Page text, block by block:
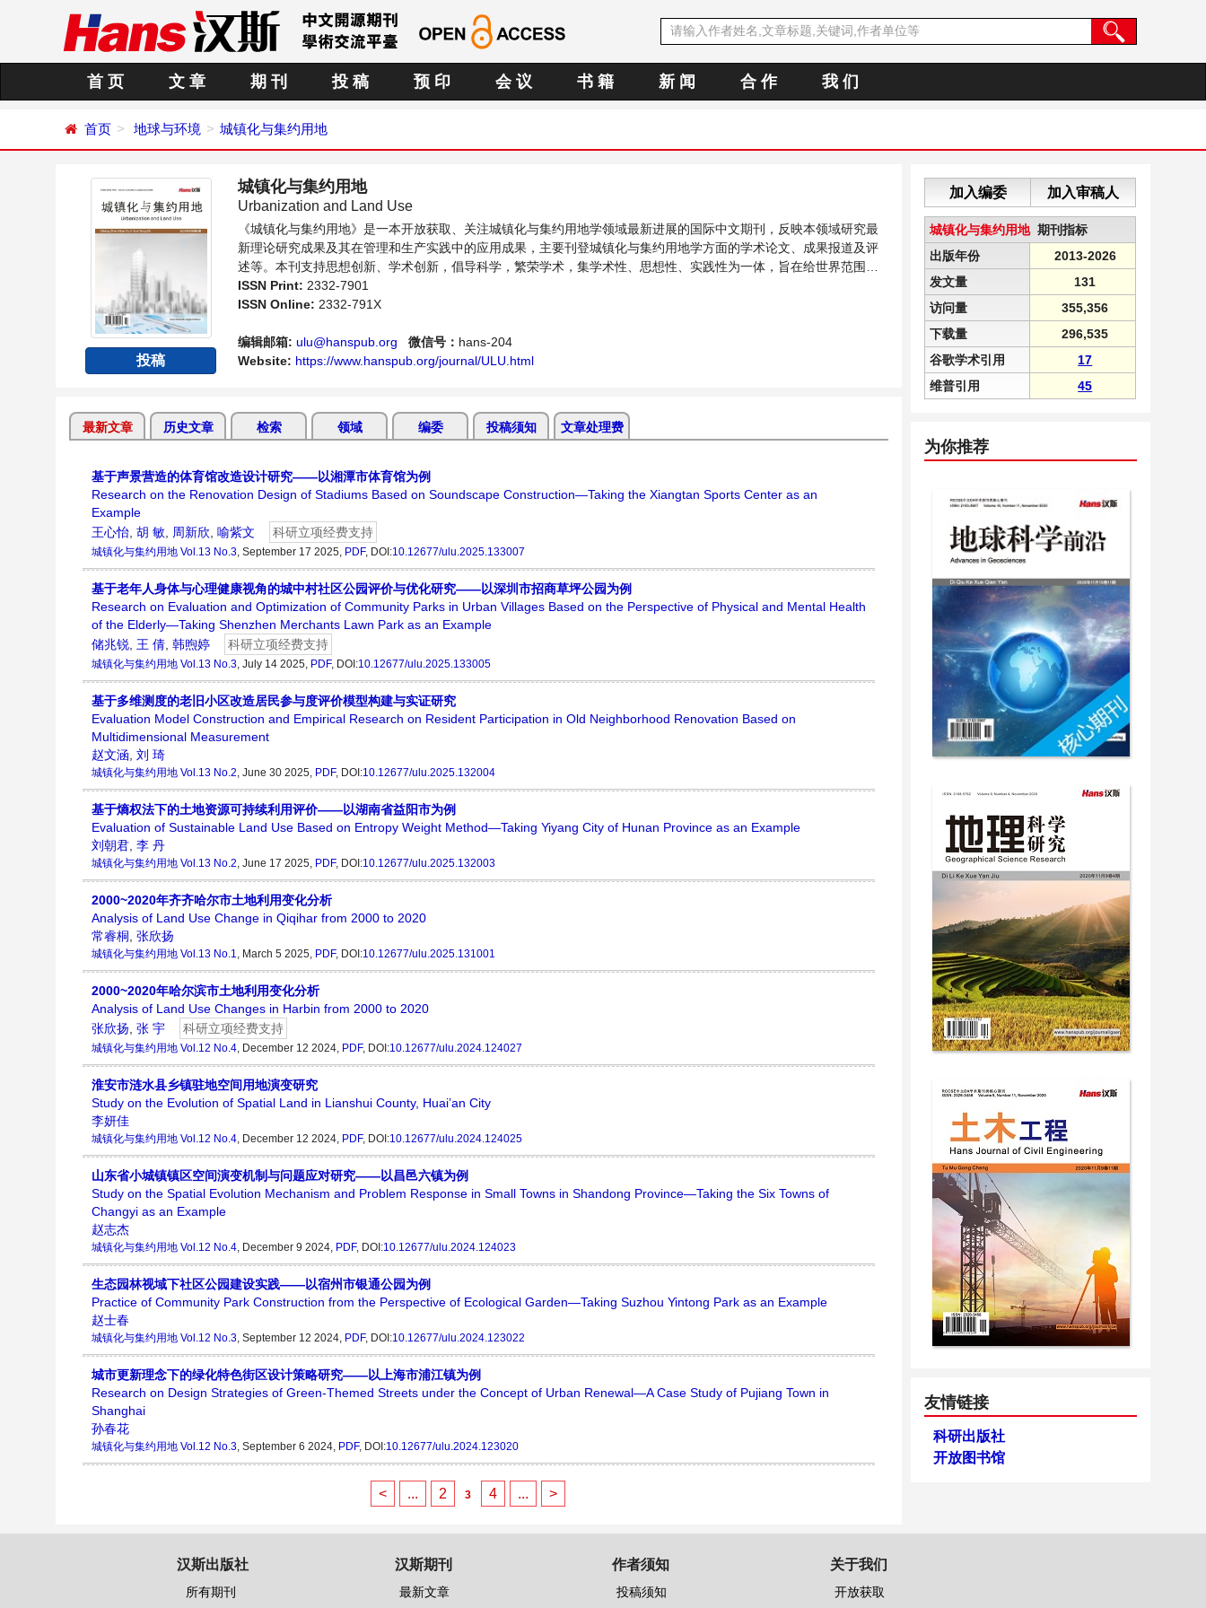
首 页 文 章 期 刊 投 稿 预 印 会 议 书 籍 新 闻 合 作 我 们
首页 地球与环境 城镇化与集约用地
投稿
城镇化与集约用地
Urbanization and Land Use
《城镇化与集约用地》是一本开放获取、关注城镇化与集约用地学领域最新进展的国际中文期刊，反映本领域研究最
新理论研究成果及其在管理和生产实践中的应用成果，主要刊登城镇化与集约用地学方面的学术论文、成果报道及评
述等。本刊支持思想创新、学术创新，倡导科学，繁荣学术，集学术性、思想性、实践性为一体，旨在给世界范围内
的科学家、学者、科研人员提供一个传播、分享和讨论城镇化与集约用地学领域内不同方向问题与发展的交...
ISSN Print: 2332-7901
ISSN Online: 2332-791X
编辑邮箱: ulu@hanspub.org 微信号： hans-204
Website: https://www.hanspub.org/journal/ULU.html
最新文章 历史文章 检索 领域 编委 投稿须知 文章处理费
基于声景营造的体育馆改造设计研究——以湘潭市体育馆为例
Research on the Renovation Design of Stadiums Based on Soundscape Construction—Taking the Xiangtan Sports Center as an
Example
王心怡, 胡 敏, 周新欣, 喻紫文 科研立项经费支持
城镇化与集约用地 Vol.13 No.3, September 17 2025, PDF, DOI:10.12677/ulu.2025.133007
基于老年人身体与心理健康视角的城中村社区公园评价与优化研究——以深圳市招商草坪公园为例
Research on Evaluation and Optimization of Community Parks in Urban Villages Based on the Perspective of Physical and Mental Health
of the Elderly—Taking Shenzhen Merchants Lawn Park as an Example
储兆锐, 王 倩, 韩煦婷 科研立项经费支持
城镇化与集约用地 Vol.13 No.3, July 14 2025, PDF, DOI:10.12677/ulu.2025.133005
基于多维测度的老旧小区改造居民参与度评价模型构建与实证研究
Evaluation Model Construction and Empirical Research on Resident Participation in Old Neighborhood Renovation Based on
Multidimensional Measurement
赵文涵, 刘 琦
城镇化与集约用地 Vol.13 No.2, June 30 2025, PDF, DOI:10.12677/ulu.2025.132004
基于熵权法下的土地资源可持续利用评价——以湖南省益阳市为例
Evaluation of Sustainable Land Use Based on Entropy Weight Method—Taking Yiyang City of Hunan Province as an Example
刘朝君, 李 丹
城镇化与集约用地 Vol.13 No.2, June 17 2025, PDF, DOI:10.12677/ulu.2025.132003
2000~2020年齐齐哈尔市土地利用变化分析
Analysis of Land Use Change in Qiqihar from 2000 to 2020
常睿桐, 张欣扬
城镇化与集约用地 Vol.13 No.1, March 5 2025, PDF, DOI:10.12677/ulu.2025.131001
2000~2020年哈尔滨市土地利用变化分析
Analysis of Land Use Changes in Harbin from 2000 to 2020
张欣扬, 张 宇 科研立项经费支持
城镇化与集约用地 Vol.12 No.4, December 12 2024, PDF, DOI:10.12677/ulu.2024.124027
淮安市涟水县乡镇驻地空间用地演变研究
Study on the Evolution of Spatial Land in Lianshui County, Huai’an City
李妍佳
城镇化与集约用地 Vol.12 No.4, December 12 2024, PDF, DOI:10.12677/ulu.2024.124025
山东省小城镇镇区空间演变机制与问题应对研究——以昌邑六镇为例
Study on the Spatial Evolution Mechanism and Problem Response in Small Towns in Shandong Province—Taking the Six Towns of
Changyi as an Example
赵志杰
城镇化与集约用地 Vol.12 No.4, December 9 2024, PDF, DOI:10.12677/ulu.2024.124023
生态园林视域下社区公园建设实践——以宿州市银通公园为例
Practice of Community Park Construction from the Perspective of Ecological Garden—Taking Suzhou Yintong Park as an Example
赵士春
城镇化与集约用地 Vol.12 No.3, September 12 2024, PDF, DOI:10.12677/ulu.2024.123022
城市更新理念下的绿化特色街区设计策略研究——以上海市浦江镇为例
Research on Design Strategies of Green-Themed Streets under the Concept of Urban Renewal—A Case Study of Pujiang Town in
Shanghai
孙春花
城镇化与集约用地 Vol.12 No.3, September 6 2024, PDF, DOI:10.12677/ulu.2024.123020
< ... 2 3 4 ... >
加入编委 加入审稿人
城镇化与集约用地期刊指标
出版年份
2013-2026
发文量
131
访问量
355,356
下载量
296,535
谷歌学术引用
17
维普引用
45
为你推荐
友情链接
科研出版社
开放图书馆
汉斯出版社
所有期刊
汉斯期刊
最新文章
作者须知
投稿须知
关于我们
开放获取